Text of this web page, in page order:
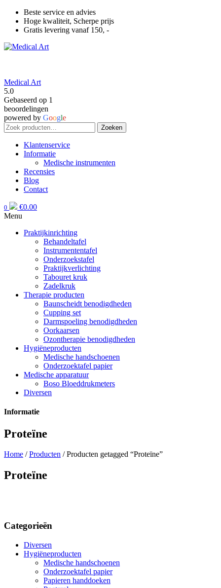
Beste service en advies
Hoge kwaliteit, Scherpe prijs
Gratis levering vanaf 150, -
Medical Art
5.0
Gebaseerd op 1
beoordelingen
powered by Google
Zoeken
naar:
Zoeken
Klantenservice
Informatie
Medische instrumenten
Recensies
Blog
Contact
0 €0.00
Menu
Praktijkinrichting
Behandeltafel
Instrumententafel
Onderzoekstafel
Praktijkverlichting
Tabouret kruk
Zadelkruk
Therapie producten
Baunscheidt benodigdheden
Cupping set
Darmspoeling benodigdheden
Oorkaarsen
Ozontherapie benodigdheden
Hygiëneproducten
Medische handschoenen
Onderzoektafel papier
Medische apparatuur
Boso Bloeddrukmeters
Diversen
Informatie
Proteïne
Home /Producten / Producten getagged “Proteïne”
Proteïne
Aanbieding
Categorieën
Diversen
Hygiëneproducten
Medische handschoenen
Onderzoektafel papier
Papieren handdoeken